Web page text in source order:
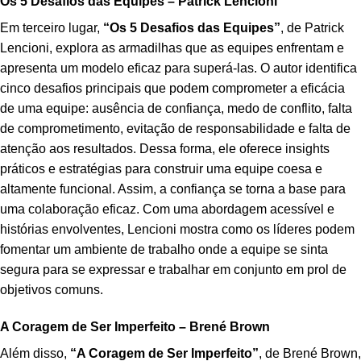
Em terceiro lugar, “Os 5 Desafios das Equipes”, de Patrick
Lencioni, explora as armadilhas que as equipes enfrentam e
apresenta um modelo eficaz para superá-las. O autor identifica
cinco desafios principais que podem comprometer a eficácia
de uma equipe: ausência de confiança, medo de conflito, falta
de comprometimento, evitação de responsabilidade e falta de
atenção aos resultados. Dessa forma, ele oferece insights
práticos e estratégias para construir uma equipe coesa e
altamente funcional. Assim, a confiança se torna a base para
uma colaboração eficaz. Com uma abordagem acessível e
histórias envolventes, Lencioni mostra como os líderes podem
fomentar um ambiente de trabalho onde a equipe se sinta
segura para se expressar e trabalhar em conjunto em prol de
objetivos comuns.
A Coragem de Ser Imperfeito – Brené Brown
Além disso, “A Coragem de Ser Imperfeito”, de Brené Brown,